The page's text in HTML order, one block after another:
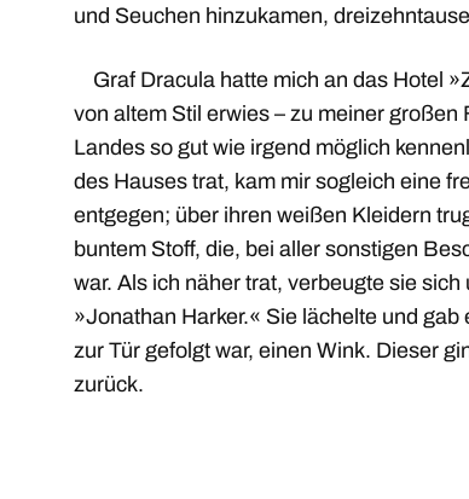
und Seuchen hinzukamen,
Graf Dracula hatte mich an das Hotel
von altem Stil erwies – zu meiner
Landes so gut wie irgend möglich
des Hauses trat, kam mir sogleich eine
entgegen; über ihren weißen Kleidern
buntem Stoff, die, bei aller sonstigen
war. Als ich näher trat, verbeugte sie
»Jonathan Harker.« Sie lächelte und
zur Tür gefolgt war, einen Wink. Dieser
zurück.